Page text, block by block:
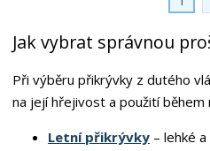
Jak vybrat správnou
Při výběru přikrývky z dutého
na její hřejivost a použití během
Letní přikrývky – lehké